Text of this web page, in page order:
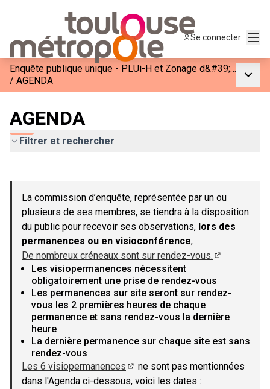
Se connecter
Enquête publique unique - PLUi-H et Zonage d&#39;Assainissement de Toulouse Métropole
/ AGENDA
AGENDA
Filtrer et rechercher
−
La commission d’enquête, représentée par un ou
plusieurs de ses membres, se tiendra à la disposition
du public pour recevoir ses observations, lors des
permanences ou en visioconférence,
De nombreux créneaux sont sur rendez-vous.
Les visiopermanences nécessitent
obligatoirement une prise de rendez-vous
Les permanences sur site seront sur rendez-
vous les 2 premières heures de chaque
permanence et sans rendez-vous la dernière
heure
La dernière permanence sur chaque site est sans
rendez-vous
Les 6 visiopermanences
(Lien externe)
ne sont pas mentionnées
dans l'Agenda ci-dessous, voici les dates :